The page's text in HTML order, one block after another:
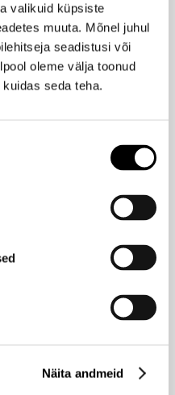
valikuid küpsiste
muuta. Mõnel juhul
seadistusi või
oleme välja toonud
seda teha.
Näita andmeid
100ml
€